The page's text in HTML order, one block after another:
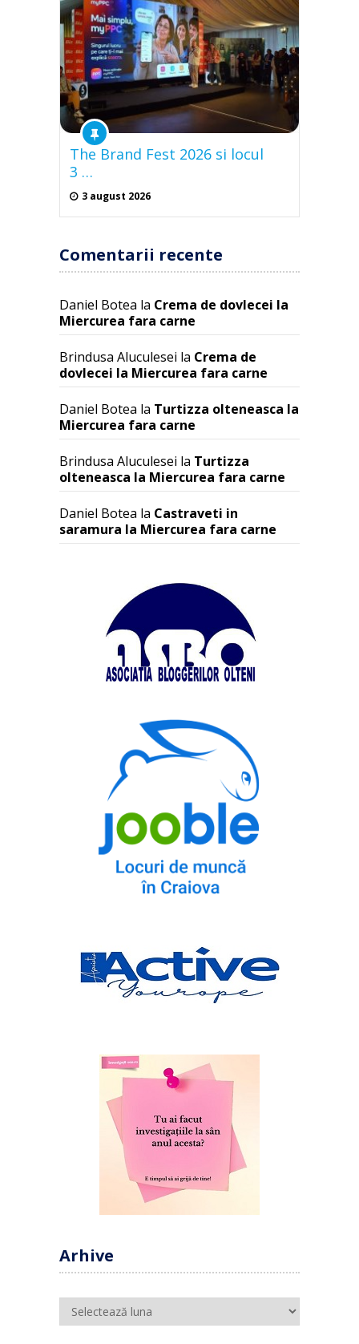
The Brand Fest 2026 si locul
3 …
3 august 2026
Comentarii recente
Daniel Botea la Crema de dovlecei la
Miercurea fara carne
Brindusa Aluculesei la Crema de
dovlecei la Miercurea fara carne
Daniel Botea la Turtizza olteneasca la
Miercurea fara carne
Brindusa Aluculesei la Turtizza
olteneasca la Miercurea fara carne
Daniel Botea la Castraveti in
saramura la Miercurea fara carne
Arhive
Arhive